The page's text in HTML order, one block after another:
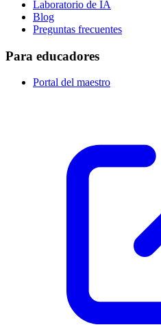
Laboratorio de IA
Blog
Preguntas frecuentes
Para educadores
Portal del maestro